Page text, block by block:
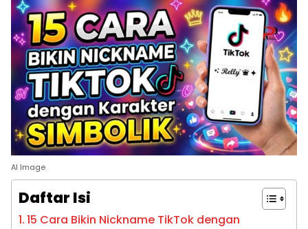
AI Image
Daftar Isi
15 Cara Bikin Nickname TikTok dengan